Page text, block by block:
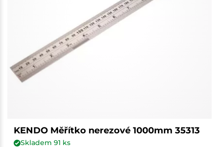
KENDO Měřítko nerezové 1000mm 35313
Skladem 91 ks